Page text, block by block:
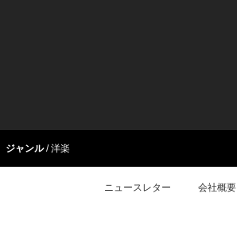
ジャンル 洋楽
ニュースレター 会社概要